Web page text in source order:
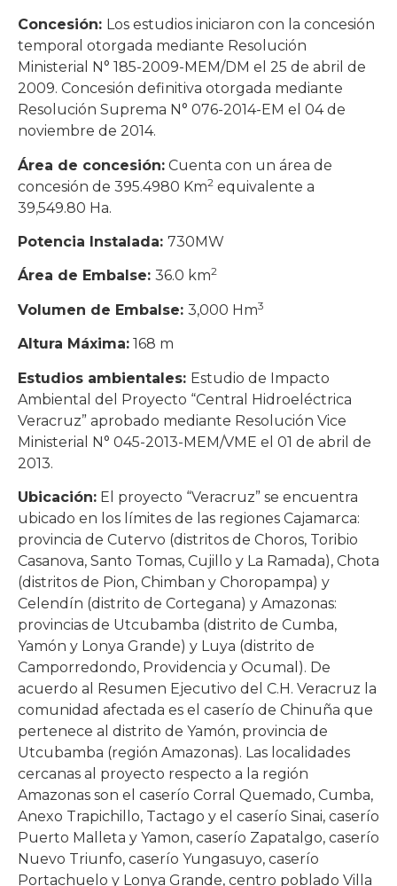
Concesión: Los estudios iniciaron con la concesión
temporal otorgada mediante Resolución
Ministerial N° 185-2009-MEM/DM el 25 de abril de
2009. Concesión definitiva otorgada mediante
Resolución Suprema N° 076-2014-EM el 04 de
noviembre de 2014.
Área de concesión: Cuenta con un área de
concesión de 395.4980 Km2 equivalente a
39,549.80 Ha.
Potencia Instalada: 730MW
Área de Embalse: 36.0 km2
Volumen de Embalse: 3,000 Hm3
Altura Máxima: 168 m
Estudios ambientales: Estudio de Impacto
Ambiental del Proyecto “Central Hidroeléctrica
Veracruz” aprobado mediante Resolución Vice
Ministerial N° 045-2013-MEM/VME el 01 de abril de
2013.
Ubicación: El proyecto “Veracruz” se encuentra
ubicado en los límites de las regiones Cajamarca:
provincia de Cutervo (distritos de Choros, Toribio
Casanova, Santo Tomas, Cujillo y La Ramada), Chota
(distritos de Pion, Chimban y Choropampa) y
Celendín (distrito de Cortegana) y Amazonas:
provincias de Utcubamba (distrito de Cumba,
Yamón y Lonya Grande) y Luya (distrito de
Camporredondo, Providencia y Ocumal). De
acuerdo al Resumen Ejecutivo del C.H. Veracruz la
comunidad afectada es el caserío de Chinuña que
pertenece al distrito de Yamón, provincia de
Utcubamba (región Amazonas). Las localidades
cercanas al proyecto respecto a la región
Amazonas son el caserío Corral Quemado, Cumba,
Anexo Trapichillo, Tactago y el caserío Sinai, caserío
Puerto Malleta y Yamon, caserío Zapatalgo, caserío
Nuevo Triunfo, caserío Yungasuyo, caserío
Portachuelo y Lonya Grande, centro poblado Villa